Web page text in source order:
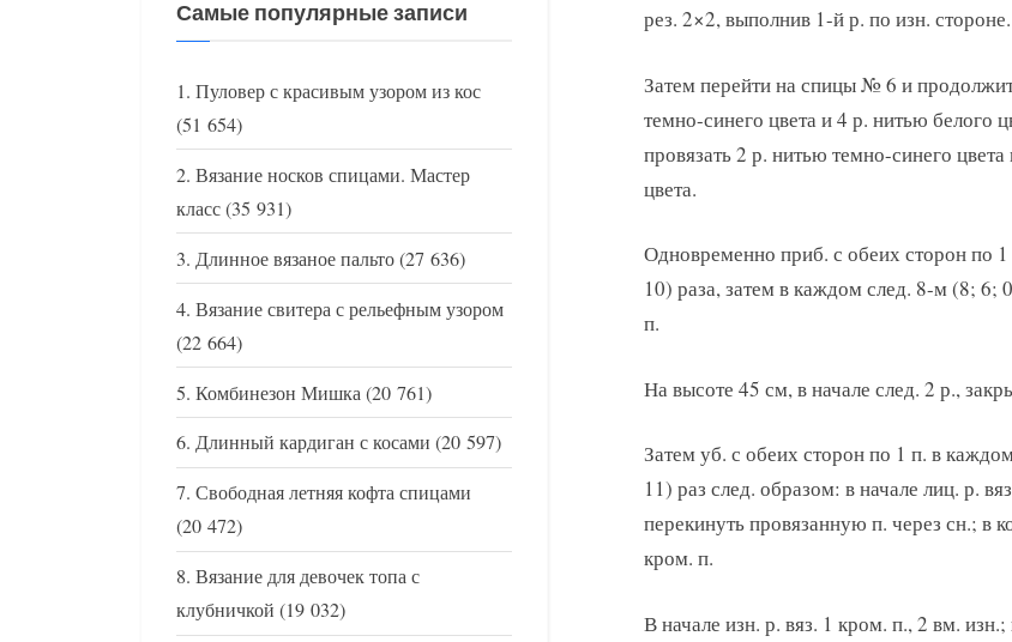
рез. 2×2, выполнив 1-й р. по изн. стороне.
Затем перейти на спицы № 6 и
темно-синего цвета и 4 р. нитью белого
провязать 2 р. нитью темно-синего
цвета.
Одновременно приб. с обеих сторон по
10) раза, затем в каждом след. 8-м (8;
п.
На высоте 45 см, в начале след. 2 р.,
Затем уб. с обеих сторон по 1 п. в
11) раз след. образом: в начале лиц. р.
перекинуть провязанную п. через сн.; в
кром. п.
В начале изн. р. вяз. 1 кром. п., 2 вм.
Самые популярные записи
Пуловер с красивым узором из кос
(51 654)
Вязание носков спицами. Мастер
класс(35 931)
Длинное вязаное пальто(27 636)
Вязание свитера с рельефным узором
(22 664)
Комбинезон Мишка(20 761)
Длинный кардиган с косами (20 597)
Свободная летняя кофта спицами
(20 472)
Вязание для девочек топа с
клубничкой (19 032)